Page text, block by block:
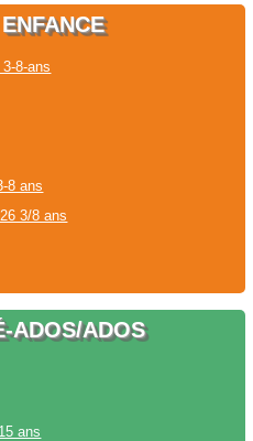
8-ans
8 ans
3/8 ans
ADOS/ADOS
ans